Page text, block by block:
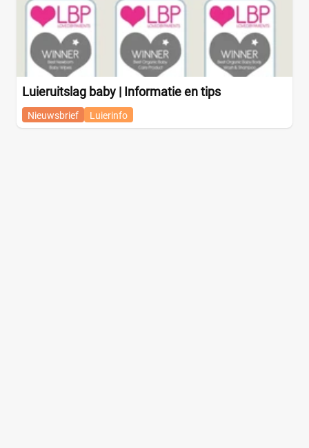
Luieruitslag baby | Informatie en tips
Nieuwsbrief Luierinfo